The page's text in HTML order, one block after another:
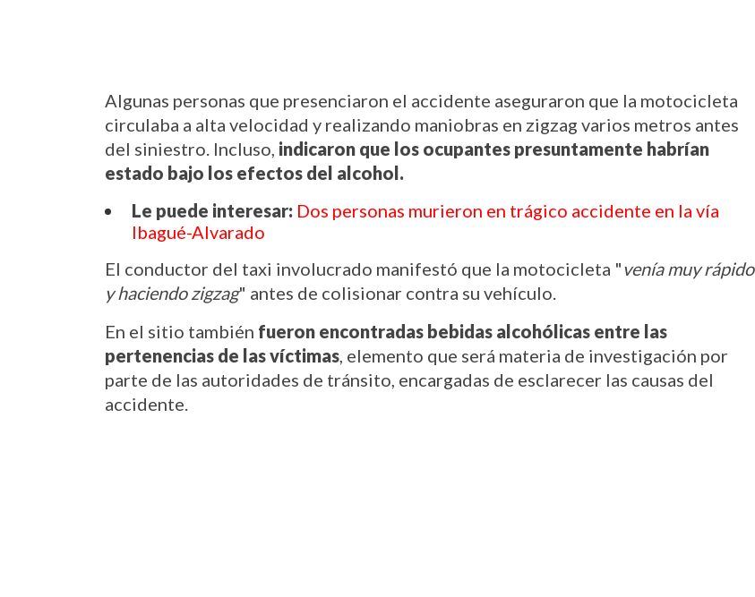
Algunas personas que presenciaron el accidente aseguraron que la motocicleta
circulaba a alta velocidad y realizando maniobras en zigzag varios metros antes
del siniestro. Incluso, indicaron que los ocupantes presuntamente habrían
estado bajo los efectos del alcohol.
Le puede interesar: Dos personas murieron en trágico accidente en la vía
Ibagué-Alvarado
El conductor del taxi involucrado manifestó que la motocicleta "venía muy rápido
y haciendo zigzag" antes de colisionar contra su vehículo.
En el sitio también fueron encontradas bebidas alcohólicas entre las
pertenencias de las víctimas, elemento que será materia de investigación por
parte de las autoridades de tránsito, encargadas de esclarecer las causas del
accidente.